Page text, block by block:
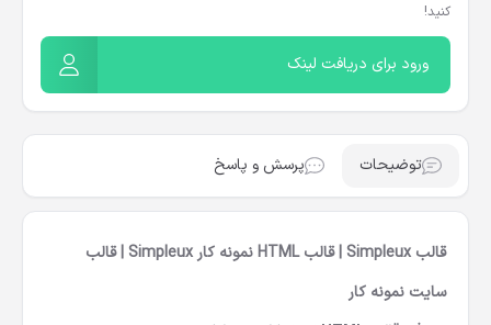
کنید!
ورود برای دریافت لینک
توضیحات پرسش و پاسخ
قالب Simpleux | قالب HTML نمونه کار Simpleux | قالب
سایت نمونه کار